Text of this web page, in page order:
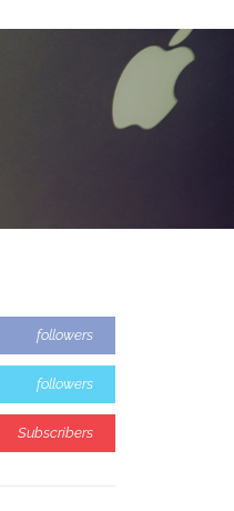
followers
followers
Subscribers